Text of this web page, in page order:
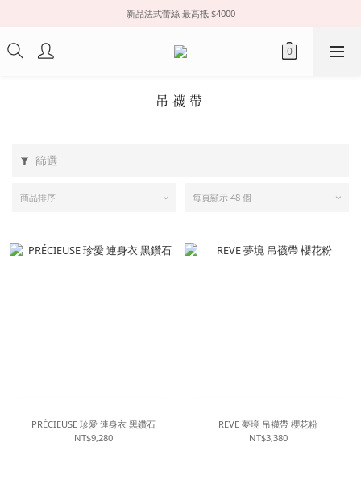
新品法式蕾絲 最高抵 $4000
吊襪帶
篩選
商品排序 每頁顯示 48 個
PRÉCIEUSE 珍愛 連身衣 黑鑽石
NT$9,280
REVE 夢境 吊襪帶 櫻花粉
NT$3,380